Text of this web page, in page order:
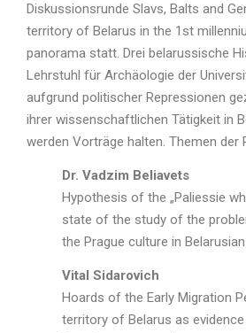
Diskussionsrunde Slavs, Balts and
territory of Belarus in the 1st
panorama statt. Drei belarussische
Lehrstuhl für Archäologie der
aufgrund politischer Repressionen
ihrer wissenschaftlichen Tätigkeit in
werden Vorträge halten. Themen der
Dr. Vadzim Beliavets
Hypothesis of the „Paliessie
state of the study of the
the Prague culture in
Vital Sidarovich
Hoards of the Early Migration
territory of Belarus as